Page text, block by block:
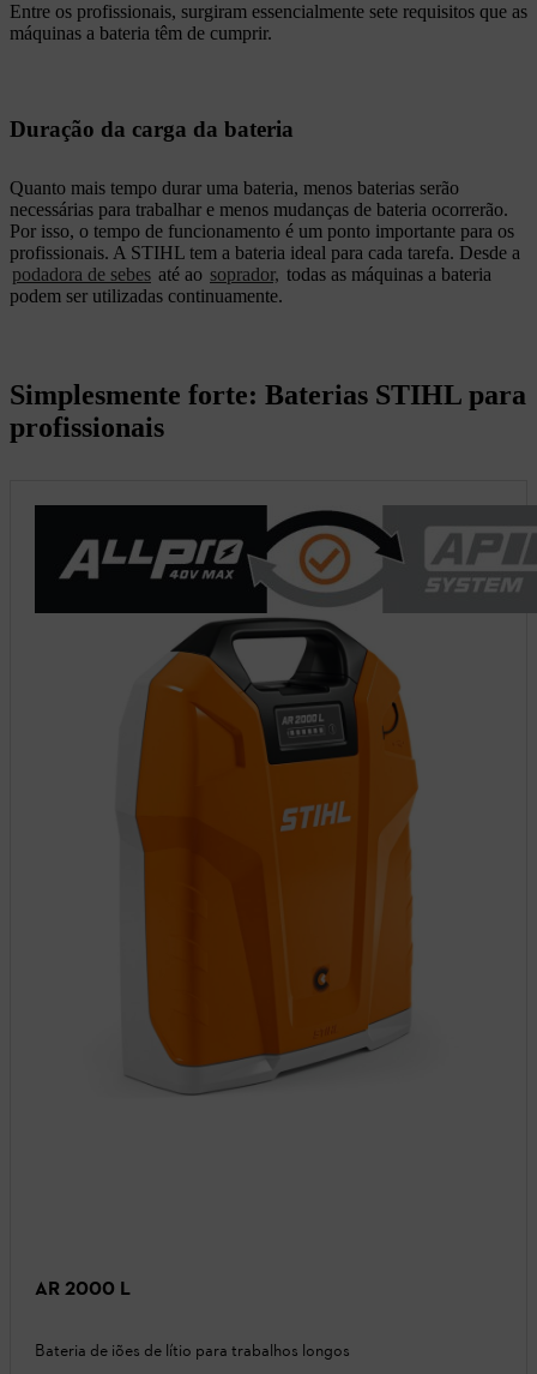
Entre os profissionais, surgiram essencialmente sete requisitos que as
máquinas a bateria têm de cumprir.
Duração da carga da bateria
Quanto mais tempo durar uma bateria, menos baterias serão
necessárias para trabalhar e menos mudanças de bateria ocorrerão.
Por isso, o tempo de funcionamento é um ponto importante para os
profissionais. A STIHL tem a bateria ideal para cada tarefa. Desde a
podadora de sebes até ao soprador, todas as máquinas a bateria
podem ser utilizadas continuamente.
Simplesmente forte: Baterias STIHL para
profissionais
AR 2000 L
Bateria de iões de lítio para trabalhos longos